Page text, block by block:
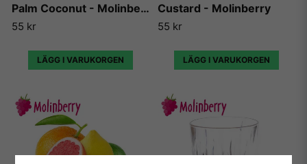
Palm Coconut - Molinberry
55 kr
LÄGG I VARUKORGEN
Custard - Molinberry
55 kr
LÄGG I VARUKORGEN